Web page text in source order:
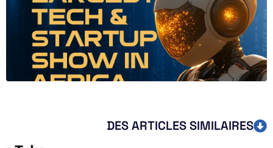
DES ARTICLES SIMILAIRES